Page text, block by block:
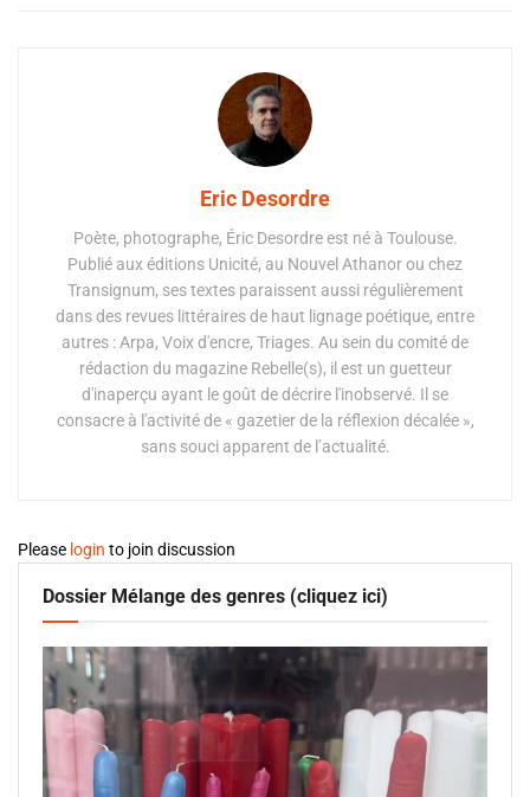
Eric Desordre
Poète, photographe, Éric Desordre est né à Toulouse.
Publié aux éditions Unicité, au Nouvel Athanor ou chez
Transignum, ses textes paraissent aussi régulièrement
dans des revues littéraires de haut lignage poétique, entre
autres : Arpa, Voix d'encre, Triages. Au sein du comité de
rédaction du magazine Rebelle(s), il est un guetteur
d'inaperçu ayant le goût de décrire l'inobservé. Il se
consacre à l'activité de « gazetier de la réflexion décalée »,
sans souci apparent de l’actualité.
Please login to join discussion
Dossier Mélange des genres (cliquez ici)